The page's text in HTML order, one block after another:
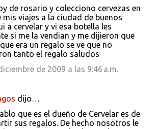
de rosario y colecciono cervezas en
mis viajes a la ciudad de buenos
a cervelar y vi esa botella les
si me la vendian y me dijieron que
era un regalo se ve que no
tanto el regalo saludos
de 2009 a las 9:46 a.m.
dijo…
que es el dueño de Cervelar es de
sus regalos. De hecho nosotros le